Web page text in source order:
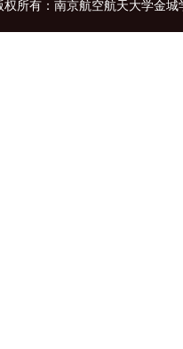
权所有：南京航空航天大学金